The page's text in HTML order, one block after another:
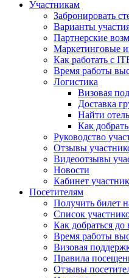
Участникам
Забронировать
Варианты
Партнерские
Маркетинговые
Как работать с
Время работы
Логистика
Визовая
Доставка
Найти отель
Как
Руководство
Отзывы
Видеоотзывы
Новости
Кабинет
Посетителям
Получить билет
Список
Как добраться до
Время работы
Визовая
Правила
Отзывы